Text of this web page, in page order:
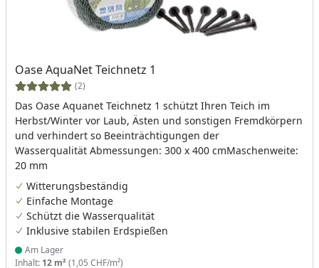
Oase AquaNet Teichnetz 1
(2)
Das Oase Aquanet Teichnetz 1 schützt Ihren Teich im
Herbst/Winter vor Laub, Ästen und sonstigen Fremdkörpern
und verhindert so Beeinträchtigungen der
Wasserqualität Abmessungen: 300 x 400 cmMaschenweite:
20 mm
Witterungsbeständig
Einfache Montage
Schützt die Wasserqualität
Inklusive stabilen Erdspießen
Produkt am Lager
Am Lager
Inhalt: 12 m² (1,05 CHF/m²)